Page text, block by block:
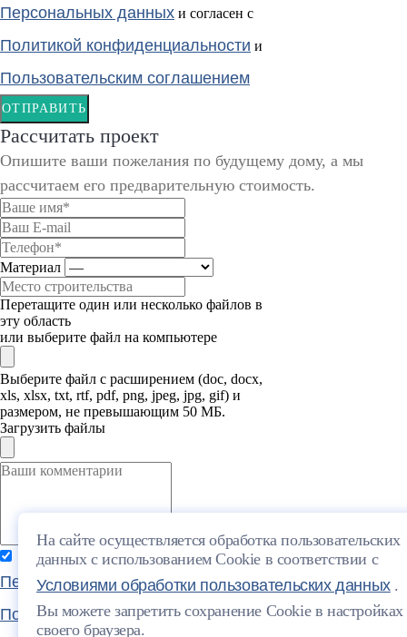
Персональных данных и согласен с
Политикой конфиденциальности и
Пользовательским соглашением
ОТПРАВИТЬ
Рассчитать проект
Опишите ваши пожелания по будущему дому, а мы
рассчитаем его предварительную стоимость.
Материал
Перетащите один или несколько файлов в
эту область
или выберите файл на компьютере
Выберите файл с расширением (doc, docx,
xls, xlsx, txt, rtf, pdf, png, jpeg, jpg, gif) и
размером, не превышающим 50 МБ.
Загрузить файлы
Я даю свое согласие на обработку
Персональных данныхи согласен с
Политикой конфиденциальностии
На сайте осуществляется обработка пользовательских
данных с использованием Cookie в соответствии с
Условиями обработки пользовательских данных.
Вы можете запретить сохранение Cookie в настройках
своего браузера.